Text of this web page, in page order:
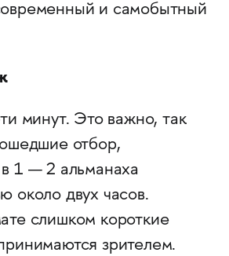
и самобытный
минут. Это важно, так
отбор,
1 — 2 альманаха
около двух часов.
слишком короткие
зрителем.